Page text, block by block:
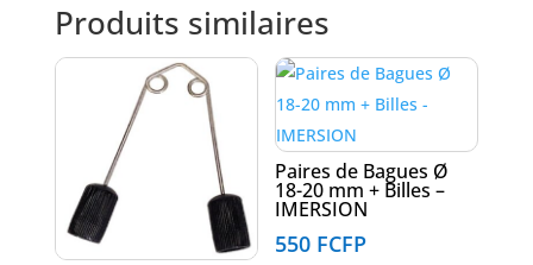
Produits similaires
Paires de Bagues Ø
18-20 mm + Billes –
IMERSION
550 FCFP